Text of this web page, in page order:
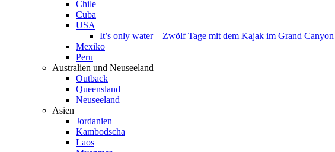
Chile
Cuba
USA
It’s only water – Zwölf Tage mit dem Kajak im Grand Canyon
Mexiko
Peru
Australien und Neuseeland
Outback
Queensland
Neuseeland
Asien
Jordanien
Kambodscha
Laos